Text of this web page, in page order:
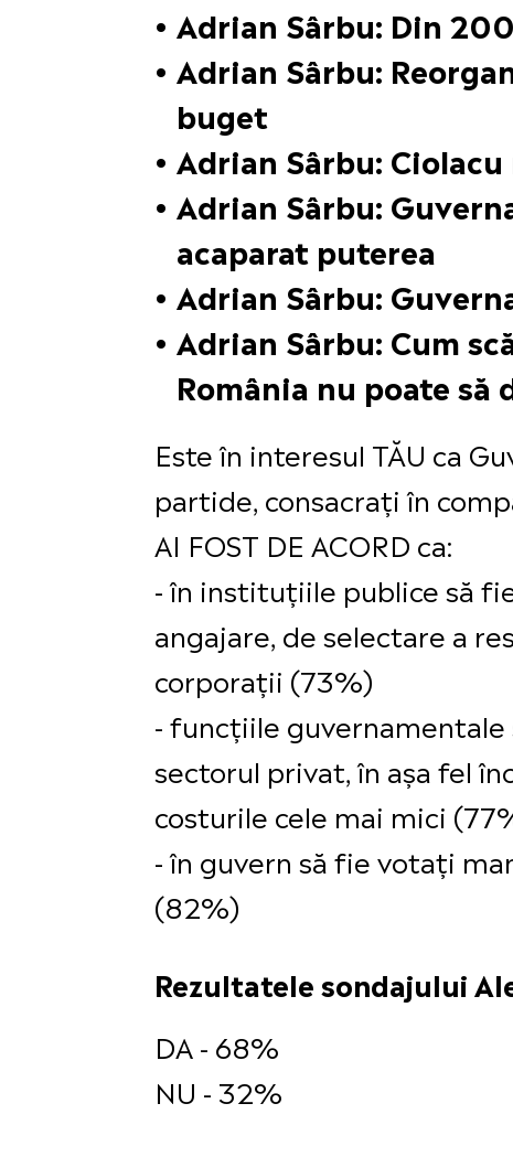
Adrian Sârbu: Din
Adrian Sârbu:
buget
Adrian Sârbu:
Adrian Sârbu:
acaparat puterea
Adrian Sârbu:
Adrian Sârbu: Cum
România nu poate să
Este în interesul TĂU ca
partide, consacrați în
AI FOST DE ACORD ca:
- în instituțiile publice să
angajare, de selectare a
corporații (73%)
- funcțiile
sectorul privat, în așa fel
costurile cele mai mici
- în guvern să fie votați
(82%)
Rezultatele sondajului
DA - 68%
NU - 32%